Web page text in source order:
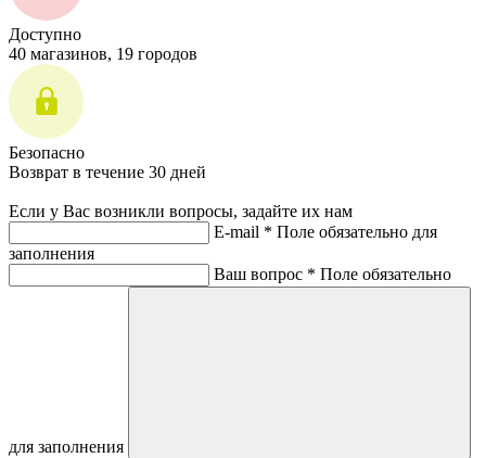
Доступно
40 магазинов, 19 городов
Безопасно
Возврат в течение 30 дней
Если у Вас возникли вопросы, задайте их нам
E-mail * Поле обязательно для
заполнения
Ваш вопрос * Поле обязательно
для заполнения